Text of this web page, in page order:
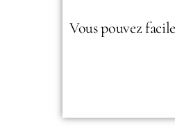
Vous pouvez